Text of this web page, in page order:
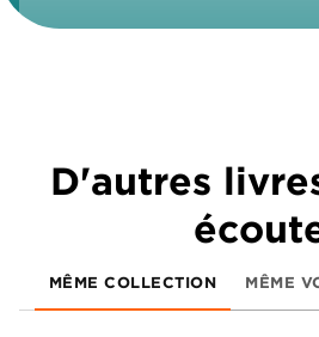
D'autres
MÊME COLLECTION MÊME